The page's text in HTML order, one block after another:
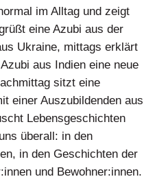
im Alltag und zeigt
eine Azubi aus der
Ukraine, mittags erklärt
aus Indien eine neue
sitzt eine
einer Auszubildenden aus
Lebensgeschichten
überall: in den
in den Geschichten der
und Bewohner:innen.